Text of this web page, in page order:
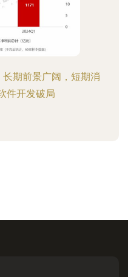
期前景广阔，短期消
件开发破局